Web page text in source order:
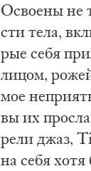
Осво­е­ны не
сти те­ла,
рые се­бя
ли­цом,
мое
вы их
ре­ли джаз,
на се­бя